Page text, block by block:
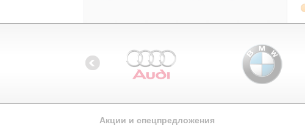
Акции и спецпредложения